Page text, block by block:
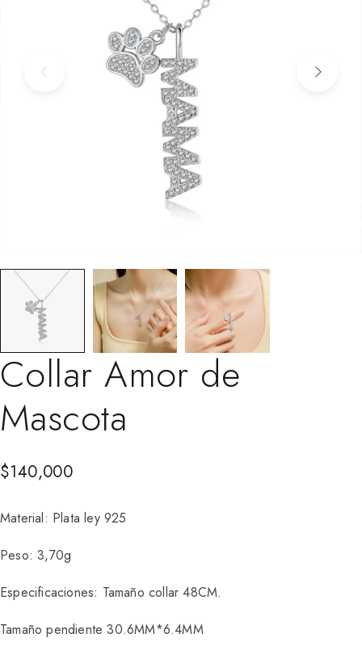
Collar Amor de
Mascota
$140,000
Material: Plata ley 925
Peso: 3,70g
Especificaciones: Tamaño collar 48CM.
Tamaño pendiente 30.6MM*6.4MM